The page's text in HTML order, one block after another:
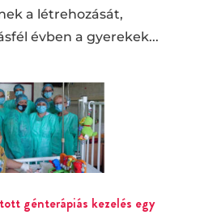
a létrehozását,
évben a gyerekek...
génterápiás kezelés egy